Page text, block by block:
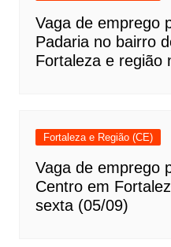
Vaga de emprego
Padaria no bairro
Fortaleza e região
Fortaleza e Região (CE)
Vaga de emprego
Centro em
sexta (05/09)